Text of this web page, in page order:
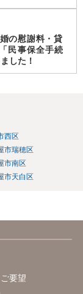
の慰謝料・貸
民事保全手続
した！
西区
市瑞穂区
市南区
市天白区
要望